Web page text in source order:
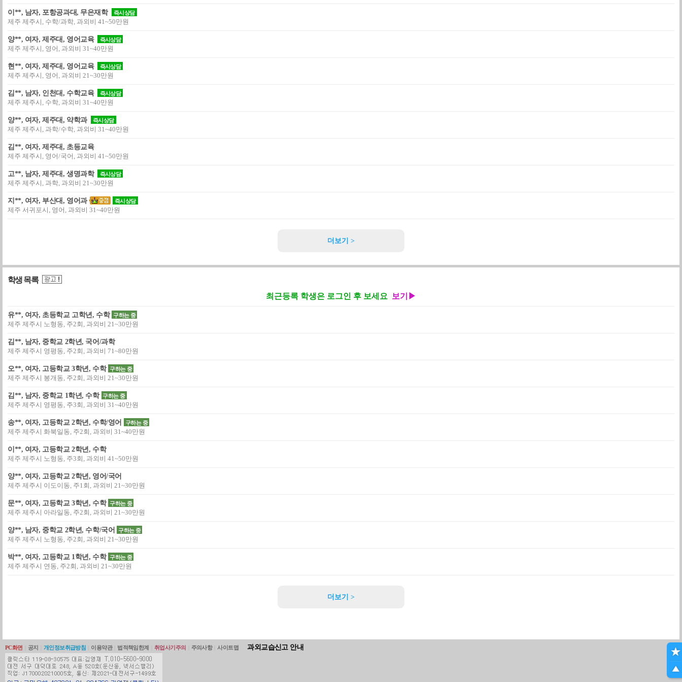
이**, 남자, 포항공과대, 무은재학 즉시상담
제주 제주시, 수학/과학, 과외비 41~50만원
양**, 여자, 제주대, 영어교육 즉시상담
제주 제주시, 영어, 과외비 31~40만원
현**, 여자, 제주대, 영어교육 즉시상담
제주 제주시, 영어, 과외비 21~30만원
김**, 남자, 인천대, 수학교육 즉시상담
제주 제주시, 수학, 과외비 31~40만원
양**, 여자, 제주대, 약학과 즉시상담
제주 제주시, 과학/수학, 과외비 31~40만원
김**, 여자, 제주대, 초등교육
제주 제주시, 영어/국어, 과외비 41~50만원
고**, 남자, 제주대, 생명과학 즉시상담
제주 제주시, 과학, 과외비 21~30만원
지**, 여자, 부산대, 영어과 즉시상담
제주 서귀포시, 영어, 과외비 31~40만원
더보기 >
학생 목록
최근등록 학생은 로그인 후 보세요
보기▶
유**, 여자, 초등학교 고학년, 수학 구하는 중
제주 제주시 노형동, 주2회, 과외비 21~30만원
김**, 남자, 중학교 2학년, 국어/과학
제주 제주시 영평동, 주2회, 과외비 71~80만원
오**, 여자, 고등학교 3학년, 수학 구하는 중
제주 제주시 봉개동, 주2회, 과외비 21~30만원
김**, 남자, 중학교 1학년, 수학 구하는 중
제주 제주시 영평동, 주3회, 과외비 31~40만원
송**, 여자, 고등학교 2학년, 수학/영어 구하는 중
제주 제주시 화북일동, 주2회, 과외비 31~40만원
이**, 여자, 고등학교 2학년, 수학
제주 제주시 노형동, 주3회, 과외비 41~50만원
양**, 여자, 고등학교 2학년, 영어/국어
제주 제주시 이도이동, 주1회, 과외비 21~30만원
문**, 여자, 고등학교 3학년, 수학 구하는 중
제주 제주시 아라일동, 주2회, 과외비 21~30만원
양**, 남자, 중학교 2학년, 수학/국어 구하는 중
제주 제주시 노형동, 주2회, 과외비 21~30만원
박**, 여자, 고등학교 1학년, 수학 구하는 중
제주 제주시 연동, 주2회, 과외비 21~30만원
더보기 >
PC화면 공지 개인정보취급방침 이용약관 법적책임한계 취업사기주의 주의사항 사이트맵 과외교습신고 안내